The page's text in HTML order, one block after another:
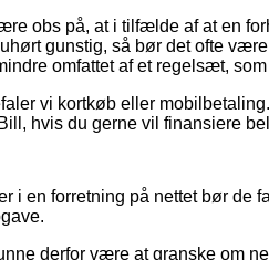
obs på, at i tilfælde af at en
gunstig, så bør det ofte
omfattet af et regelsæt,
vi kortkøb eller
hvis du gerne vil finansiere
i en forretning på nettet bør de
derfor være at granske om